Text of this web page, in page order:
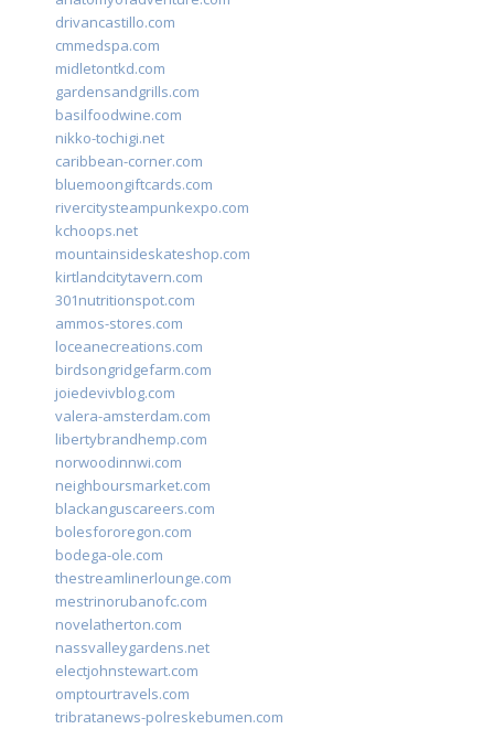
drivancastillo.com
cmmedspa.com
midletontkd.com
gardensandgrills.com
basilfoodwine.com
nikko-tochigi.net
caribbean-corner.com
bluemoongiftcards.com
rivercitysteampunkexpo.com
kchoops.net
mountainsideskateshop.com
kirtlandcitytavern.com
301nutritionspot.com
ammos-stores.com
loceanecreations.com
birdsongridgefarm.com
joiedevivblog.com
valera-amsterdam.com
libertybrandhemp.com
norwoodinnwi.com
neighboursmarket.com
blackanguscareers.com
bolesfororegon.com
bodega-ole.com
thestreamlinerlounge.com
mestrinorubanofc.com
novelatherton.com
nassvalleygardens.net
electjohnstewart.com
omptourtravels.com
tribratanews-polreskebumen.com